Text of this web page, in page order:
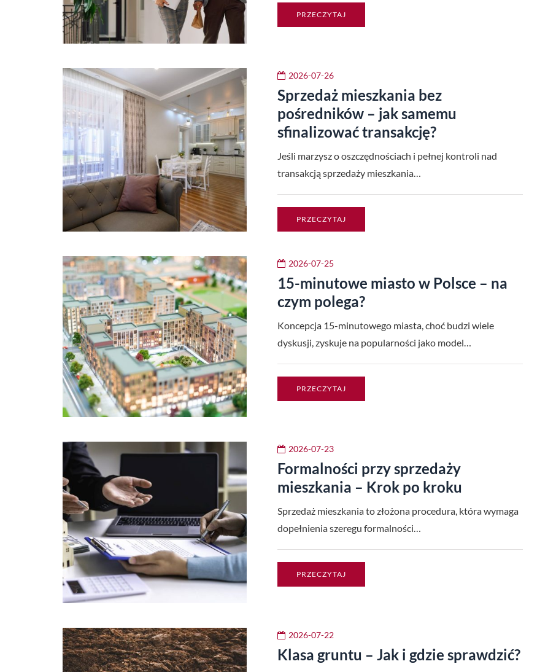
PRZECZYTAJ
2026-07-26
Sprzedaż mieszkania bez
pośredników – jak samemu
sfinalizować transakcję?
Jeśli marzysz o oszczędnościach i pełnej kontroli nad
transakcją sprzedaży mieszkania…
PRZECZYTAJ
2026-07-25
15-minutowe miasto w Polsce – na
czym polega?
Koncepcja 15-minutowego miasta, choć budzi wiele
dyskusji, zyskuje na popularności jako model…
PRZECZYTAJ
2026-07-23
Formalności przy sprzedaży
mieszkania – Krok po kroku
Sprzedaż mieszkania to złożona procedura, która wymaga
dopełnienia szeregu formalności…
PRZECZYTAJ
2026-07-22
Klasa gruntu – Jak i gdzie sprawdzić?